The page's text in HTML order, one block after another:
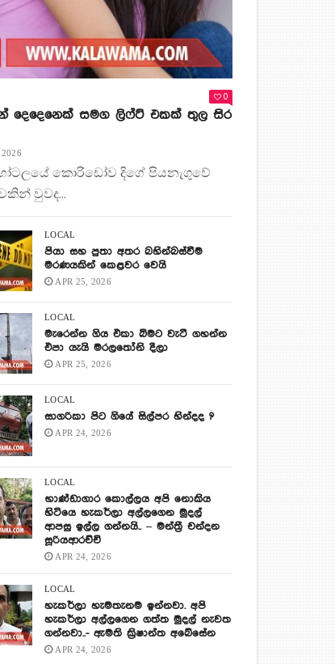
0
දෙදෙනෙක් සමග ලිෆ්ට් එකක් තුල සිර
කොරිඩෝව දිගේ පියනැගුවේ
වුවද...
LOCAL
පියා සහ පුතා අතර බහින්බස්වීම
මරණයකින් කෙළවර වෙයි
APR 25, 2026
LOCAL
මැරෙන්න ගිය එකා බිමට වැටී ගහන්න
එපා යැයි මරලතෝනි දීලා
APR 25, 2026
LOCAL
සාගරිකා පිට ගියේ සිල්පර හින්දද ?
APR 24, 2026
LOCAL
භාණ්ඩාගාර කොල්ලය අපි නොකිය
හිටියෙ හැකර්ලා අල්ලගෙන මුදල්
ආපසු ඉල්ල ගන්නයි.. – මන්ත්‍රී චන්දන
සූරියආරච්චි
APR 24, 2026
LOCAL
හැකර්ලා හැමතැනම ඉන්නවා. අපි
හැකර්ලා අල්ලගෙන ගත්ත මුදල් නැවත
ගන්නවා..- ඇමති ක්‍රිෂාන්ත අබේසේන
APR 24, 2026